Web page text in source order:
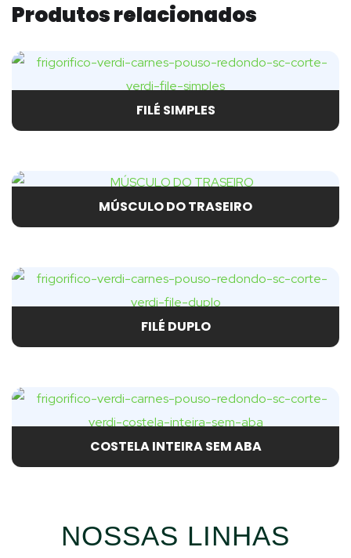
Produtos relacionados
FILÉ SIMPLES
MÚSCULO DO TRASEIRO
FILÉ DUPLO
COSTELA INTEIRA SEM ABA
NOSSAS LINHAS